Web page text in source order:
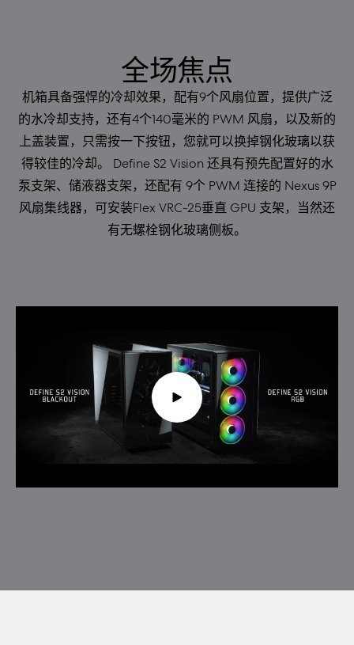
全场焦点
机箱具备强悍的冷却效果，配有9个风扇位置，提供广泛
的水冷却支持，还有4个140毫米的 PWM 风扇，以及新的
上盖装置，只需按一下按钮，您就可以换掉钢化玻璃以获
得较佳的冷却。 Define S2 Vision 还具有预先配置好的水
泵支架、储液器支架，还配有 9个 PWM 连接的 Nexus 9P
风扇集线器，可安装Flex VRC-25垂直 GPU 支架，当然还
有无螺栓钢化玻璃侧板。